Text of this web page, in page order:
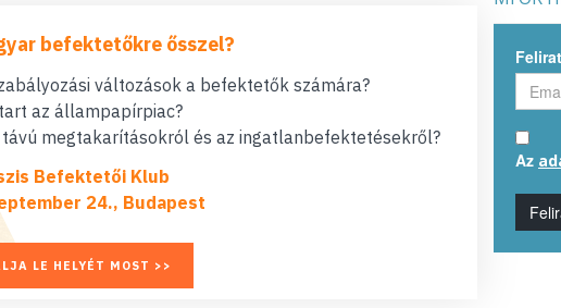
befektetőkre ősszel?
változások a befektetők számára?
az állampapírpiac?
megtakarításokról és az ingatlanbefektetésekről?
Befektetői Klub
24., Budapest
LE HELYÉT MOST >>
Az